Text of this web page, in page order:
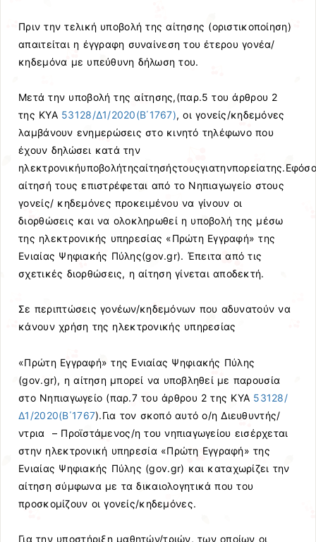
Πριν την τελική υποβολή της αίτησης (οριστικοποίηση)
απαιτείται η έγγραφη συναίνεση του έτερου γονέα/
κηδεμόνα με υπεύθυνη δήλωση του.
Μετά την υποβολή της αίτησης,(παρ.5 του άρθρου 2
της ΚΥΑ 53128/Δ1/2020(Β΄1767), οι γονείς/κηδεμόνες
λαμβάνουν ενημερώσεις στο κινητό τηλέφωνο που
έχουν δηλώσει κατά την
αίτησή τους επιστρέφεται από το Νηπιαγωγείο στους
γονείς/ κηδεμόνες προκειμένου να γίνουν οι
διορθώσεις και να ολοκληρωθεί η υποβολή της μέσω
της ηλεκτρονικής υπηρεσίας «Πρώτη Εγγραφή» της
Ενιαίας Ψηφιακής Πύλης(gov.gr). Έπειτα από τις
σχετικές διορθώσεις, η αίτηση γίνεται αποδεκτή.
Σε περιπτώσεις γονέων/κηδεμόνων που αδυνατούν να
κάνουν χρήση της ηλεκτρονικής υπηρεσίας
«Πρώτη Εγγραφή» της Ενιαίας Ψηφιακής Πύλης
(gov.gr), η αίτηση μπορεί να υποβληθεί με παρουσία
στο Νηπιαγωγείο (παρ.7 του άρθρου 2 της ΚΥΑ 53128/
Δ1/2020(Β΄1767).Για τον σκοπό αυτό ο/η Διευθυντής/
ντρια – Προϊστάμενος/η του νηπιαγωγείου εισέρχεται
στην ηλεκτρονική υπηρεσία «Πρώτη Εγγραφή» της
Ενιαίας Ψηφιακής Πύλης (gov.gr) και καταχωρίζει την
αίτηση σύμφωνα με τα δικαιολογητικά που του
προσκομίζουν οι γονείς/κηδεμόνες.
Για την υποστήριξη μαθητών/τριών, των οποίων οι